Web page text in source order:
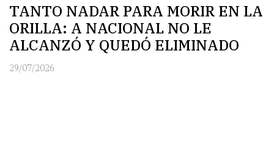
TANTO NADAR PARA MORIR EN LA
ORILLA: A NACIONAL NO LE
ALCANZÓ Y QUEDÓ ELIMINADO
29/07/2026